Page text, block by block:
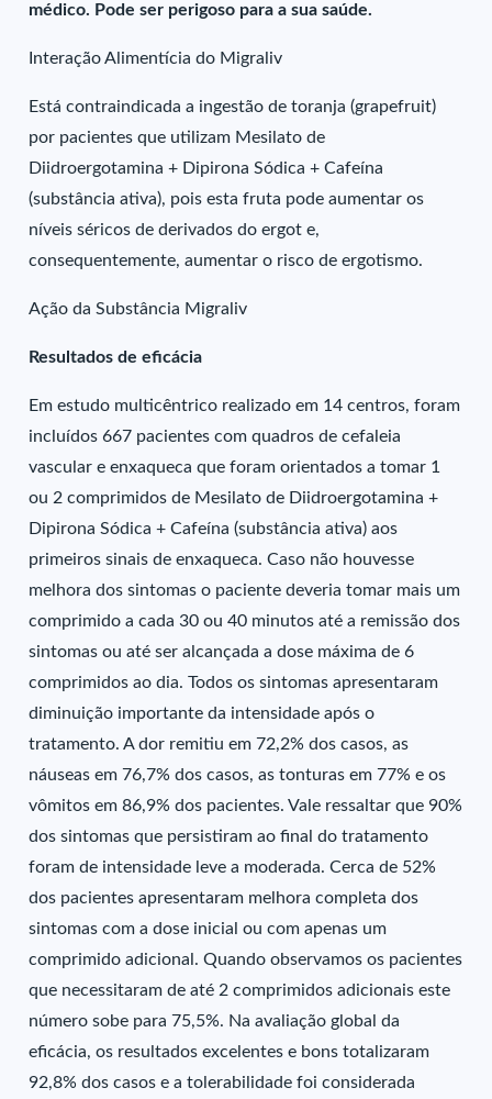
médico. Pode ser perigoso para a sua saúde.
Interação Alimentícia do Migraliv
Está contraindicada a ingestão de toranja (grapefruit)
por pacientes que utilizam Mesilato de
Diidroergotamina + Dipirona Sódica + Cafeína
(substância ativa), pois esta fruta pode aumentar os
níveis séricos de derivados do ergot e,
consequentemente, aumentar o risco de ergotismo.
Ação da Substância Migraliv
Resultados de eficácia
Em estudo multicêntrico realizado em 14 centros, foram
incluídos 667 pacientes com quadros de cefaleia
vascular e enxaqueca que foram orientados a tomar 1
ou 2 comprimidos de Mesilato de Diidroergotamina +
Dipirona Sódica + Cafeína (substância ativa) aos
primeiros sinais de enxaqueca. Caso não houvesse
melhora dos sintomas o paciente deveria tomar mais um
comprimido a cada 30 ou 40 minutos até a remissão dos
sintomas ou até ser alcançada a dose máxima de 6
comprimidos ao dia. Todos os sintomas apresentaram
diminuição importante da intensidade após o
tratamento. A dor remitiu em 72,2% dos casos, as
náuseas em 76,7% dos casos, as tonturas em 77% e os
vômitos em 86,9% dos pacientes. Vale ressaltar que 90%
dos sintomas que persistiram ao final do tratamento
foram de intensidade leve a moderada. Cerca de 52%
dos pacientes apresentaram melhora completa dos
sintomas com a dose inicial ou com apenas um
comprimido adicional. Quando observamos os pacientes
que necessitaram de até 2 comprimidos adicionais este
número sobe para 75,5%. Na avaliação global da
eficácia, os resultados excelentes e bons totalizaram
92,8% dos casos e a tolerabilidade foi considerada